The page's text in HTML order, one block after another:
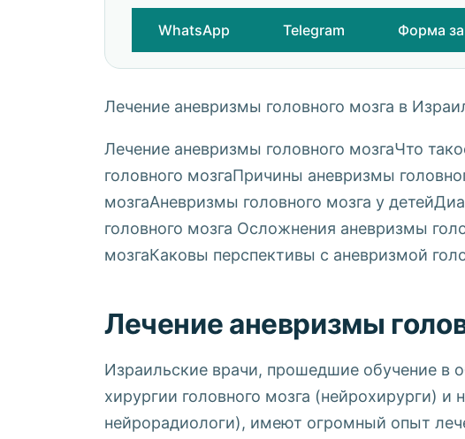
WhatsApp Telegram Форма
Лечение аневризмы головного мозга в
Лечение аневризмы головного мозгаЧто
головного мозгаПричины аневризмы
мозгаАневризмы головного мозга у
головного мозга Осложнения аневризмы
мозгаКаковы перспективы с аневризмой
Лечение аневризмы
Израильские врачи, прошедшие обучение в
хирургии головного мозга (нейрохирурги) и
нейрорадиологи), имеют огромный опыт